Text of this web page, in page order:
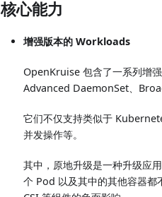
核心能力
增强版本的 Workloads
OpenKruise 包含了一系列增
Advanced DaemonSet、
它们不仅支持类似于
并发操作等。
其中，原地升级是一种升级应
个 Pod 以及其中的其他容器都